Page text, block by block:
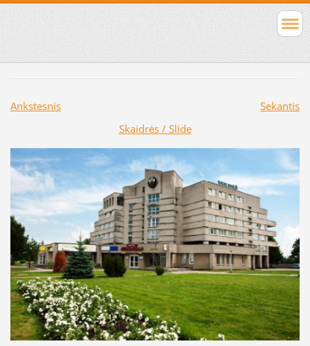
Ankstesnis
Sekantis
Skaidrės / Slide